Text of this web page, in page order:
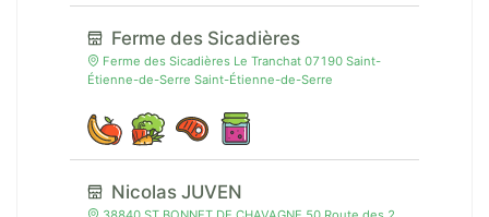
Ferme des Sicadières
Ferme des Sicadières Le Tranchat 07190 Saint-
Étienne-de-Serre Saint-Étienne-de-Serre
Nicolas JUVEN